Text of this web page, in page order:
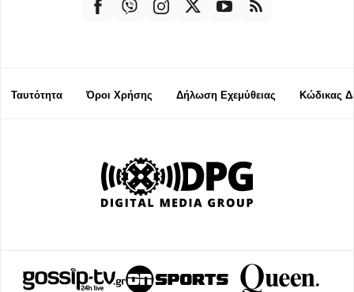
Ταυτότητα Όροι Χρήσης Δήλωση Εχεμύθειας Κώδικας